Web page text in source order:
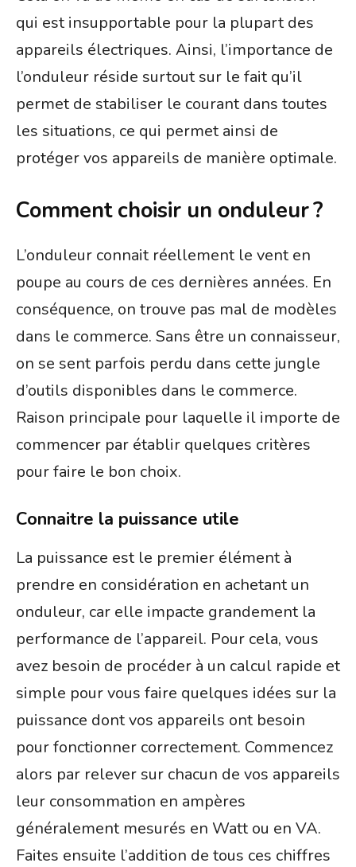
qui est insupportable pour la plupart des
appareils électriques. Ainsi, l’importance de
l’onduleur réside surtout sur le fait qu’il
permet de stabiliser le courant dans toutes
les situations, ce qui permet ainsi de
protéger vos appareils de manière optimale.
Comment choisir un onduleur ?
L’onduleur connait réellement le vent en
poupe au cours de ces dernières années. En
conséquence, on trouve pas mal de modèles
dans le commerce. Sans être un connaisseur,
on se sent parfois perdu dans cette jungle
d’outils disponibles dans le commerce.
Raison principale pour laquelle il importe de
commencer par établir quelques critères
pour faire le bon choix.
Connaitre la puissance utile
La puissance est le premier élément à
prendre en considération en achetant un
onduleur, car elle impacte grandement la
performance de l’appareil. Pour cela, vous
avez besoin de procéder à un calcul rapide et
simple pour vous faire quelques idées sur la
puissance dont vos appareils ont besoin
pour fonctionner correctement. Commencez
alors par relever sur chacun de vos appareils
leur consommation en ampères
généralement mesurés en Watt ou en VA.
Faites ensuite l’addition de tous ces chiffres